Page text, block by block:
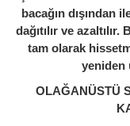
bacağın
dağıtılır ve
tam olarak
yeniden
OLAĞANÜSTÜ